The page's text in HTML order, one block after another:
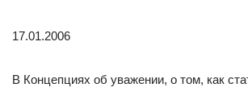
17.01.2006
В Концепциях об уважении, о том, как